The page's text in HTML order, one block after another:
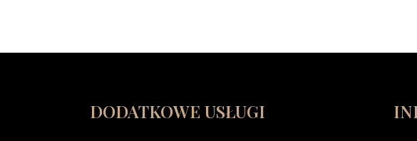
DODATKOWE USŁUGI